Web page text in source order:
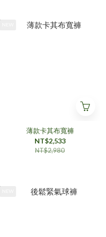
薄款卡其布寬褲
NT$2,533
NT$2,980